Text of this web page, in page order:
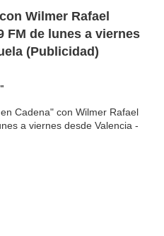
Wilmer Rafael
FM de lunes a viernes
(Publicidad)